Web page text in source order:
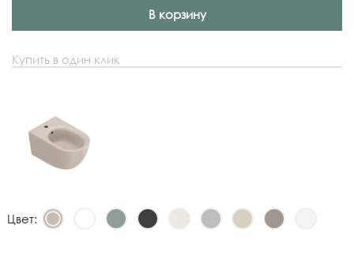
В корзину
Купить в один клик
Цвет: